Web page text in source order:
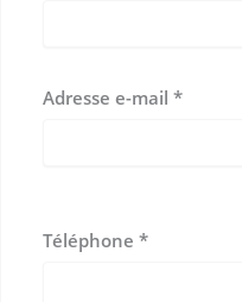
Adresse e-mail *
Téléphone *